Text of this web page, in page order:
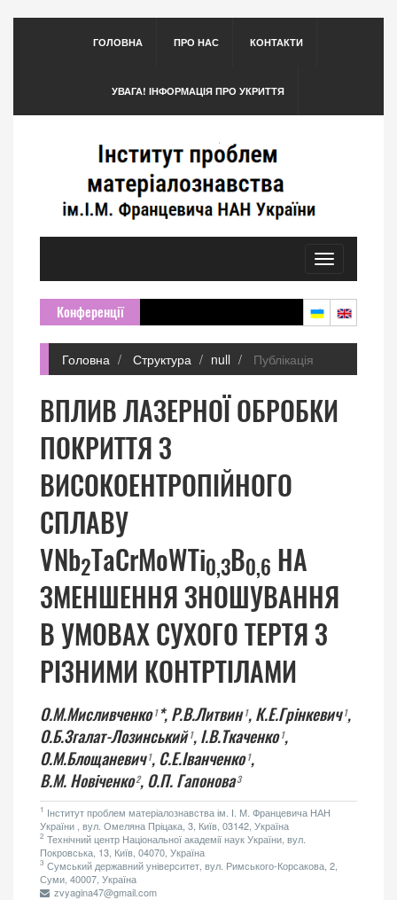
ГОЛОВНА ПРО НАС КОНТАКТИ
УВАГА! ІНФОРМАЦІЯ ПРО УКРИТТЯ
Toggle
navigation
Конференції
Головна Структура null Публікація
ВПЛИВ ЛАЗЕРНОЇ ОБРОБКИ
ПОКРИТТЯ З
ВИСОКОЕНТРОПІЙНОГО
СПЛАВУ
VNb2TaCrMoWTi0,3В0,6 НА
ЗМЕНШЕННЯ ЗНОШУВАННЯ
В УМОВАХ СУХОГО ТЕРТЯ З
РІЗНИМИ КОНТРТІЛАМИ
О.М.Мисливченко1*, Р.В.Литвин1, К.Е.Грінкевич1,
О.Б.Згалат-Лозинський1, І.В.Ткаченко1,
О.М.Блощаневич1, С.Е.Іванченко1,
В.М. Новіченко2, О.П. Гапонова3
1 Інститут проблем матеріалознавства ім. І. М. Францевича НАН
України , вул. Омеляна Пріцака, 3, Київ, 03142, Україна
2 Технічний центр Національної академії наук України, вул.
Покровська, 13, Київ, 04070, Україна
3 Сумський державний університет, вул. Римського-Корсакова, 2,
Суми, 40007, Україна
zvyagina47@gmail.com